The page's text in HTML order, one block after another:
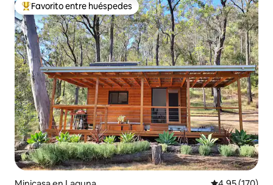
De los mejores en Favorito entre huéspedes
Favorito entre huéspedes